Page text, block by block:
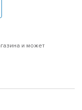
и может